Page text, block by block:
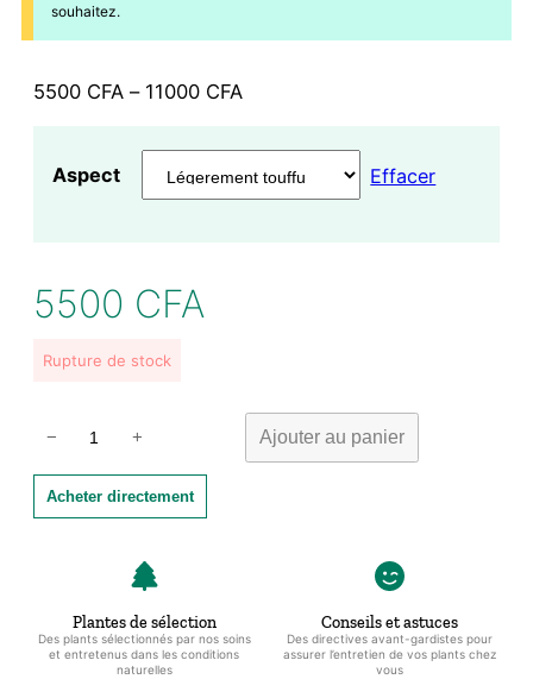
souhaitez.
5500 CFA – 11000 CFA
Plage
5500 CFA
Aspect Effacer
5500 CFA
Rupture de stock
de
Thym
et
plastique
− + Ajouter au panier
Acheter directement
Plantes de sélection
Des plants sélectionnés par nos soins
et entretenus dans les conditions
naturelles
Conseils et astuces
Des directives avant-gardistes pour
assurer l’entretien de vos plants chez
vous